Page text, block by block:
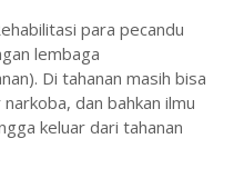
para pecandu
lembaga
Di tahanan masih bisa
dan bahkan ilmu
keluar dari tahanan